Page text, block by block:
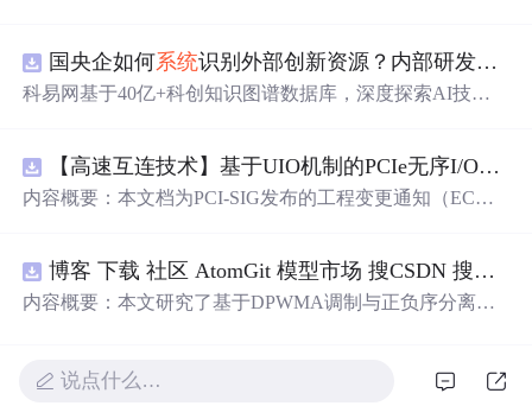
新领域的AI+数智化解决方案，推动科技创新与产业创新
智能化发展。
国央企如何系统识别外部创新资源？内部研发体系完善，但对外部高校、中小科技企业技术能力缺乏动态认知。.docx
科易网基于40亿+科创知识图谱数据库，深度探索AI技术
新领域的AI+数智化解决方案，推动科技创新与产业创新
智能化发展。
【高速互连技术】基于UIO机制的PCIe无序I/O扩展：多路径架构下内存请求的高性能传输与排序控制方案设计
内容概要：本文档为PCI-SIG发布的工程变更通知（EC
规则对多路径拓扑和高性能IO 系统的限制。UIO基于Flit模
式，定义了一套新的TLP（事务层包）类型和规则，允许
细说明了UIO
博客 下载 社区 AtomGit 模型市场 搜CSDN 搜索 AI 搜索 会员中心 创作中心 基于DPWMA调制与正负序分离的ANPC三电平并网逆变器前馈控制策略研究（Simulink仿真实现）
内容概要：本文研究了基于DPWMA调制与正负序分离的
及动态响应速度不足等问题。通过采用有源中点箝位（AN
说点什么…